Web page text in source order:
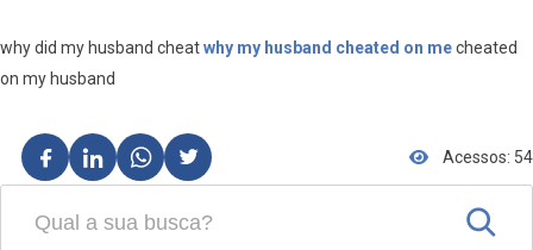
why did my husband cheatwhy my husband cheated on mecheated
on my husband
Acessos: 54